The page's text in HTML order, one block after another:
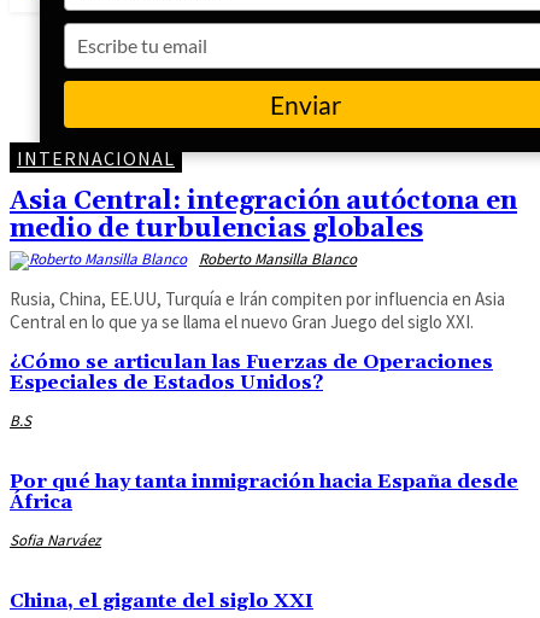
INTERNACIONAL
Asia Central: integración autóctona en
medio de turbulencias globales
Roberto Mansilla Blanco
Rusia, China, EE.UU, Turquía e Irán compiten por influencia en Asia
Central en lo que ya se llama el nuevo Gran Juego del siglo XXI.
¿Cómo se articulan las Fuerzas de Operaciones
Especiales de Estados Unidos?
B.S
Por qué hay tanta inmigración hacia España desde
África
Sofia Narváez
China, el gigante del siglo XXI
name
your
email
Enviar